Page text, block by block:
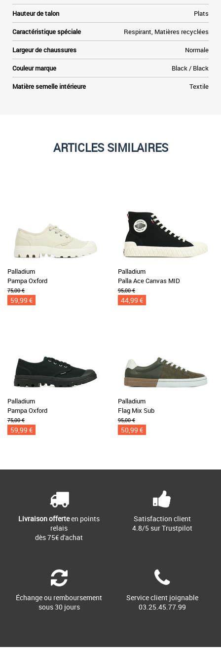
Hauteur de talon Plats
Caractéristique spéciale Respirant, Matières recyclées
Largeur de chaussures Normale
Couleur marque Black / Black
Matière semelle intérieure Textile
ARTICLES SIMILAIRES
Palladium
Pampa Oxford
75,00 €
59,99 €
Palladium
Palla Ace Canvas MID
95,00 €
44,99 €
Palladium
Pampa Oxford
75,00 €
59,99 €
Palladium
Flag Mix Sub
95,00 €
50,99 €
Livraison offerteen points
relais
dès 75€ d'achat
Satisfaction client
4.8/5 sur Trustpilot
Échange ou remboursement
sous 30 jours
Service client joignable
03.25.45.77.99